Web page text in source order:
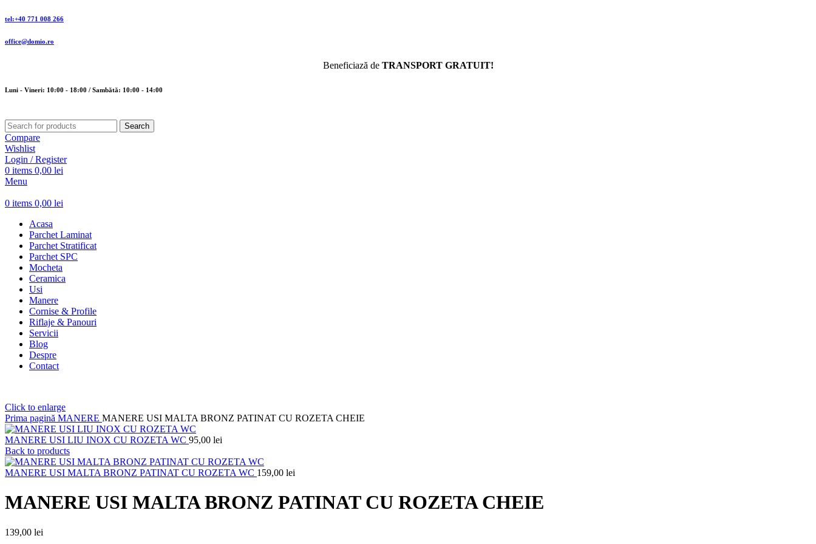
tel:+40 771 008 266
office@domio.ro
Beneficiază de TRANSPORT GRATUIT!
Luni - Vineri: 10:00 - 18:00 / Sambătă: 10:00 - 14:00
Search
Compare
Wishlist
Login / Register
0 items 0,00 lei
Menu
0 items 0,00 lei
Acasa
Parchet Laminat
Parchet Stratificat
Parchet SPC
Mocheta
Ceramica
Usi
Manere
Cornise & Profile
Riflaje & Panouri
Servicii
Blog
Despre
Contact
Click to enlarge
Prima pagină MANERE MANERE USI MALTA BRONZ PATINAT CU ROZETA CHEIE
MANERE USI LIU INOX CU ROZETA WC 95,00 lei
Back to products
MANERE USI MALTA BRONZ PATINAT CU ROZETA WC 159,00 lei
MANERE USI MALTA BRONZ PATINAT CU ROZETA CHEIE
139,00 lei